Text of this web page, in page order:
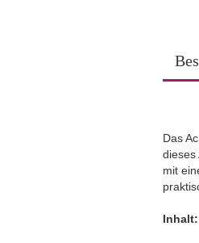
Das
dieses
mit